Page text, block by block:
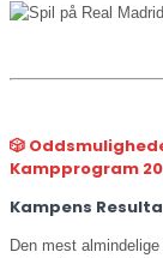
🎲
Kampprogram
Kampens
Den mest